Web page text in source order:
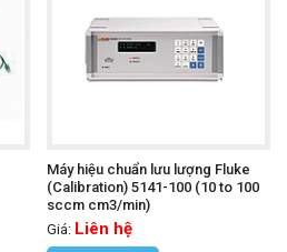
Máy hiệu chuẩn lưu lượng Fluke
(Calibration) 5141-100 (10 to 100
sccm cm3/min)
Giá: Liên hệ